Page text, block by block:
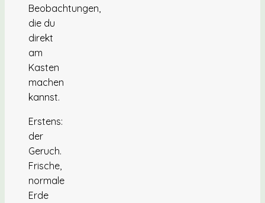
Beobachtungen,
die du
direkt
am
Kasten
machen
kannst.
Erstens:
der
Geruch.
Frische,
normale
Erde